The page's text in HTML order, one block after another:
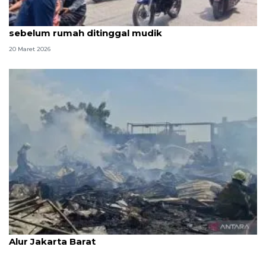
Gulkarmat ingatkan warga periksa instalasi listrik
sebelum rumah ditinggal mudik
20 Maret 2026
Total bangunan terbakar sebanyak 19 unit di Tegal
Alur Jakarta Barat